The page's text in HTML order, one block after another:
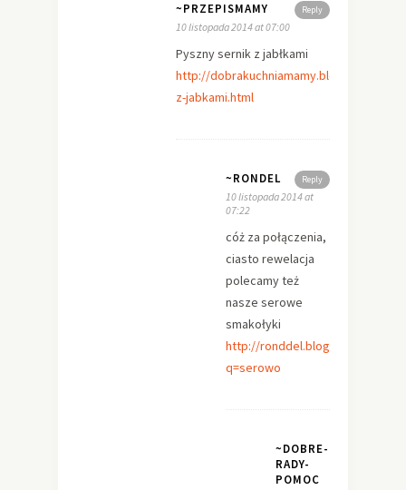
Reply
~PRZEPISMAMY
10 listopada 2014 at 07:00
Pyszny sernik z jabłkami
http://dobrakuchniamamy.blogspot.com/
z-jabkami.html
Reply
~RONDEL
10 listopada 2014 at
07:22
cóż za połączenia,
ciasto rewelacja
polecamy też
nasze serowe
smakołyki
http://ronddel.blogspot.com/
q=serowo
~DOBRE-
RADY-
POMOC